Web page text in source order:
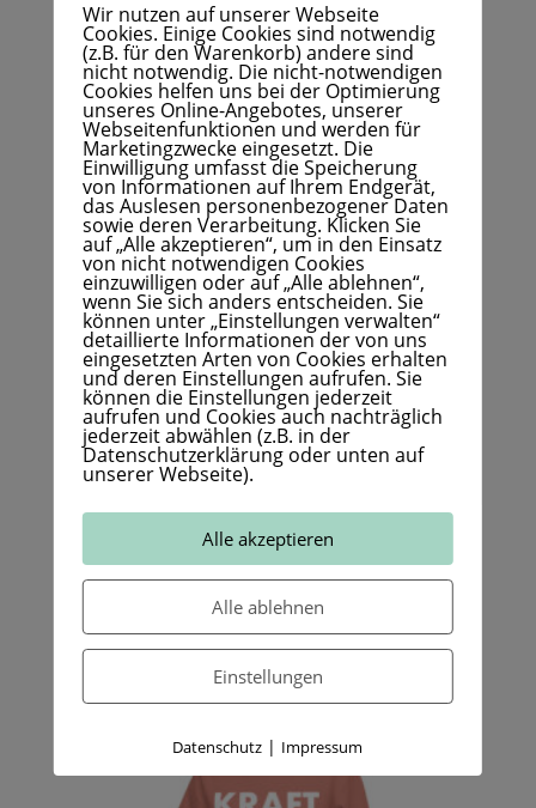
• Sport Grey besteht aus 90 %
ringgesponnener Baumwolle, 10 %
Polyester
• Dark Heather: 65 % Polyester, 35 %
Baumwolle
• 153 g/m² (4,5 oz/yd²)
• Schulter-zu-Schulter-Taping
• Vierteldrehung um Knitterfalten in der
Mitte zu vermeiden
• Rohprodukt aus Bangladesch, Nicaragua,
Honduras, der Dominikanischen Republik,
Haiti oder Guatemala
Disclaimer: Aufgrund der
Stoffeigenschaften kann die Farbe White
eher cremeweiß als strahlend weiß
erscheinen.
Ähnliche Produkte
Wir nutzen auf unserer Webseite
Cookies. Einige Cookies sind notwendig
(z.B. für den Warenkorb) andere sind
nicht notwendig. Die nicht-notwendigen
Cookies helfen uns bei der Optimierung
unseres Online-Angebotes, unserer
Webseitenfunktionen und werden für
Marketingzwecke eingesetzt. Die
Einwilligung umfasst die Speicherung
von Informationen auf Ihrem Endgerät,
das Auslesen personenbezogener Daten
sowie deren Verarbeitung. Klicken Sie
auf „Alle akzeptieren“, um in den Einsatz
von nicht notwendigen Cookies
einzuwilligen oder auf „Alle ablehnen“,
wenn Sie sich anders entscheiden. Sie
können unter „Einstellungen verwalten“
detaillierte Informationen der von uns
eingesetzten Arten von Cookies erhalten
und deren Einstellungen aufrufen. Sie
können die Einstellungen jederzeit
aufrufen und Cookies auch nachträglich
jederzeit abwählen (z.B. in der
Datenschutzerklärung oder unten auf
unserer Webseite).
Alle akzeptieren
Alle ablehnen
Einstellungen
Datenschutz | Impressum